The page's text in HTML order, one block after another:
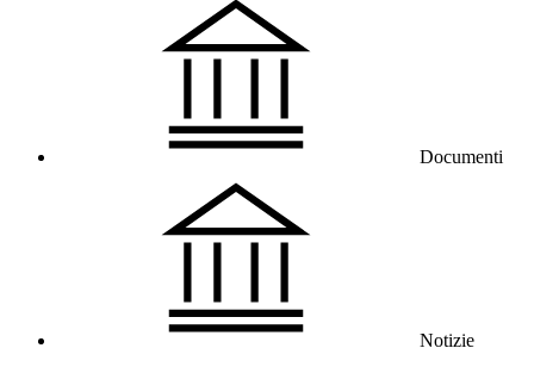
Documenti
Notizie